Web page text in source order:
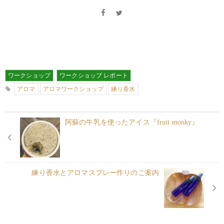
ワークショップ
ワークショップ レポート
アロマ
アロマワークショップ 練り香水
阿蘇の牛乳を使ったアイス『fruit monky』
練り香水とアロマスプレー作りのご案内